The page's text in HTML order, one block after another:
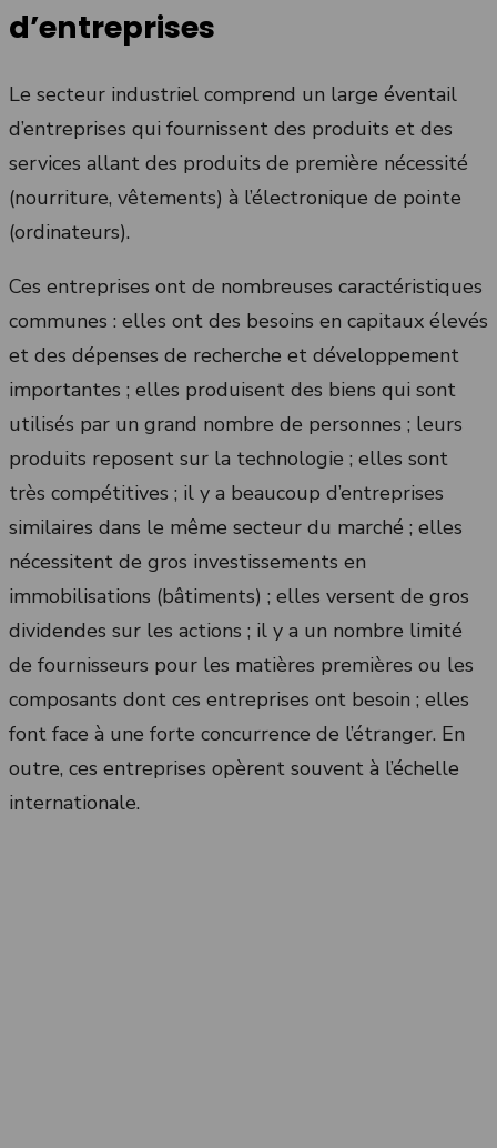
d’entreprises
Le secteur industriel comprend un large éventail
d’entreprises qui fournissent des produits et des
services allant des produits de première nécessité
(nourriture, vêtements) à l’électronique de pointe
(ordinateurs).
Ces entreprises ont de nombreuses caractéristiques
communes : elles ont des besoins en capitaux élevés
et des dépenses de recherche et développement
importantes ; elles produisent des biens qui sont
utilisés par un grand nombre de personnes ; leurs
produits reposent sur la technologie ; elles sont
très compétitives ; il y a beaucoup d’entreprises
similaires dans le même secteur du marché ; elles
nécessitent de gros investissements en
immobilisations (bâtiments) ; elles versent de gros
dividendes sur les actions ; il y a un nombre limité
de fournisseurs pour les matières premières ou les
composants dont ces entreprises ont besoin ; elles
font face à une forte concurrence de l’étranger. En
outre, ces entreprises opèrent souvent à l’échelle
internationale.